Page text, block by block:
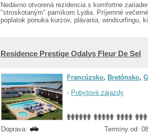
Nedávno otvorená rezidencia s komfortne
"stroskotaným" parníkom Lydia. Príjemné
poplatok ponuka kurzov, plávania, windsurfingu,
Residence Prestige Odalys Fleur De Sel
Francúzsko, Bretónsko,
- Pobytové zájazdy
Doprava:
Termíny od: